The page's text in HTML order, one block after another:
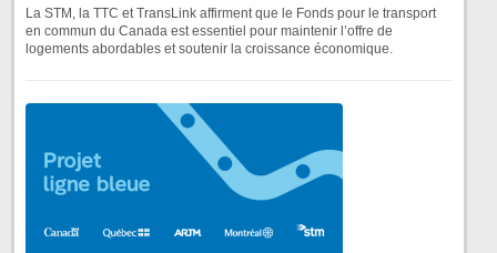
La STM, la TTC et TransLink affirment que le Fonds pour le transport
en commun du Canada est essentiel pour maintenir l’offre de
logements abordables et soutenir la croissance économique.